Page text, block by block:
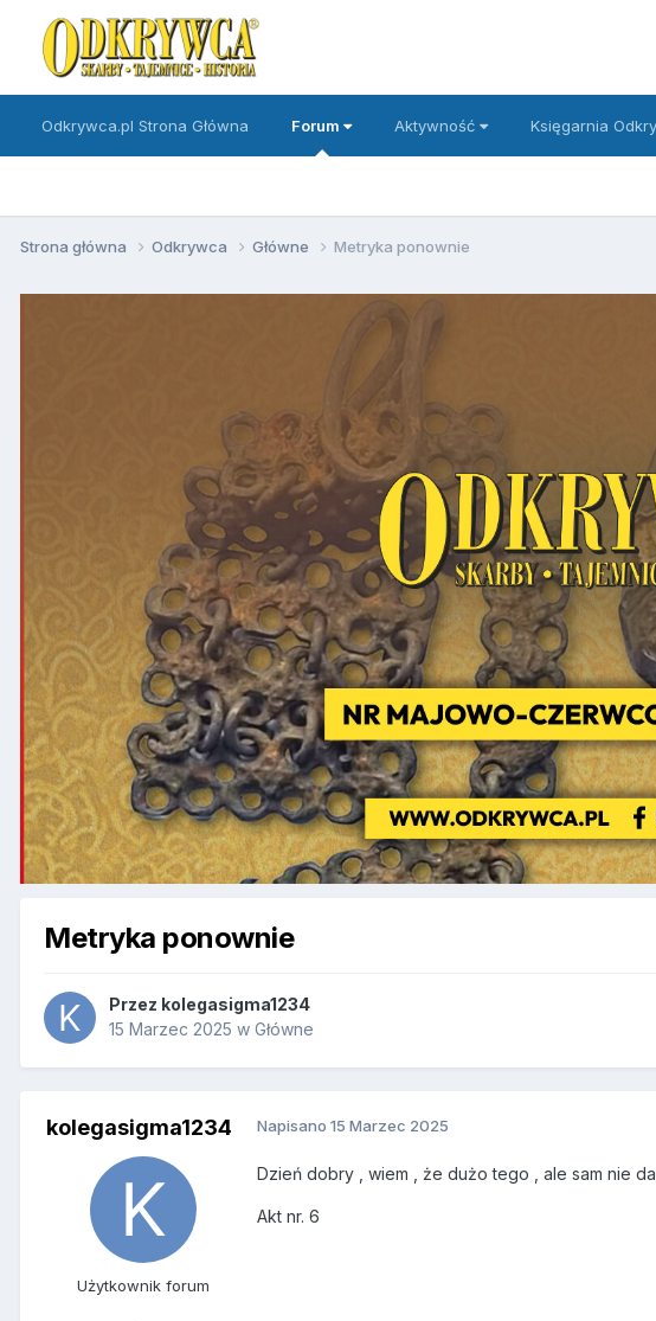
Odkrywca.pl Strona Główna Forum Aktywność Księgarnia
Strona główna Odkrywca Główne Metryka ponownie
Metryka ponownie
Przez kolegasigma1234
15 Marzec 2025 w Główne
kolegasigma1234
Użytkownik forum
Napisano 15 Marzec 2025
Dzień dobry , wiem , że dużo tego , ale sam nie
Akt nr. 6